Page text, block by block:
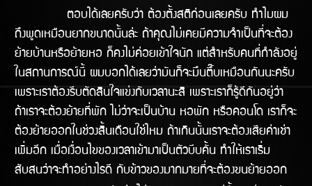
ตอบได้เลยครับว่า ต้องตั้งสติก่อนเลยครับ ทำไมผม
ถึงพูดเหมือนยากขนาดนั้นล่ะ ถ้าคุณไม่เคยมีความจำเป็นที่จะต้อง
ย้ายบ้านหรือย้ายหอ ก็คงไม่ค่อยเข้้าใจนัก แต่สำหรับคนที่กำลังอยู่
ในสถานการณ์นี้ ผมบอกได้เลยว่ามันก็จะมึนตึ๊บเหมือนกันนะครับ
เพราะเราต้องรีบตัดสินใจแข่งกับเวลานะสิ เพราะเราก็รู้ดีกันอยู่ว่า
ถ้าเราจะต้องย้ายที่พัก ไม่ว่าจะเป็นบ้าน หอพัก หรือคอนโด เราก็จะ
ต้องย้ายออกในช่่วงสิ้นเดือนใช่ไหม ถ้าเกินนั้นเราจะต้องเสียค่าเช่า
เพิ่มอีก เมื่อเงื่อนไขของเวลาเข้ามาเป็นตัวบีบคั้น ทำให้เราเริ่ม
สับสนว่าจะทำอย่างไรดี กับข้าวของมากมายที่จะต้องขนย้ายออก